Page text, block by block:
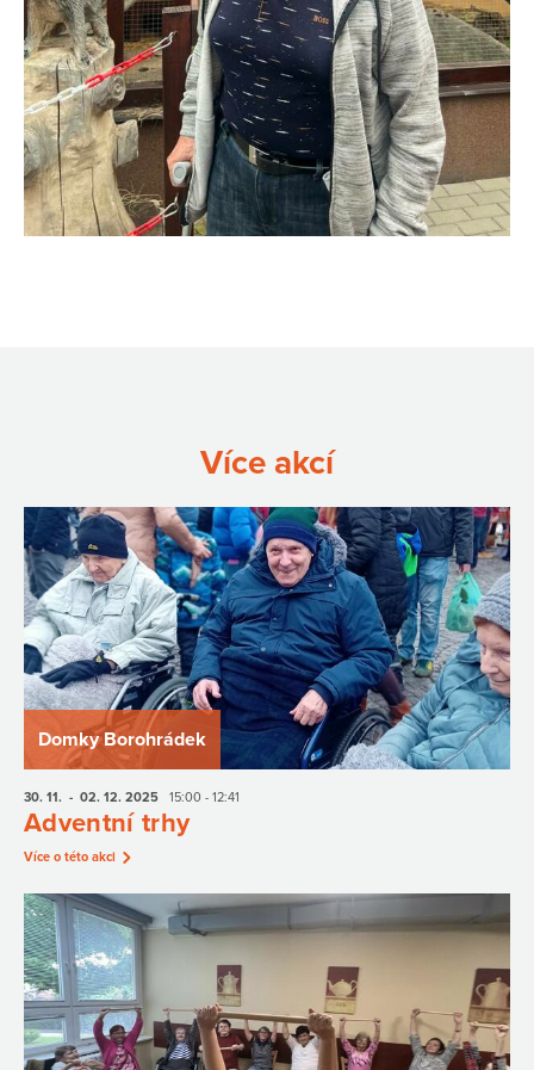
Více akcí
Domky Borohrádek
30. 11. - 02. 12. 2025 15:00 - 12:41
Adventní trhy
Více o této akci